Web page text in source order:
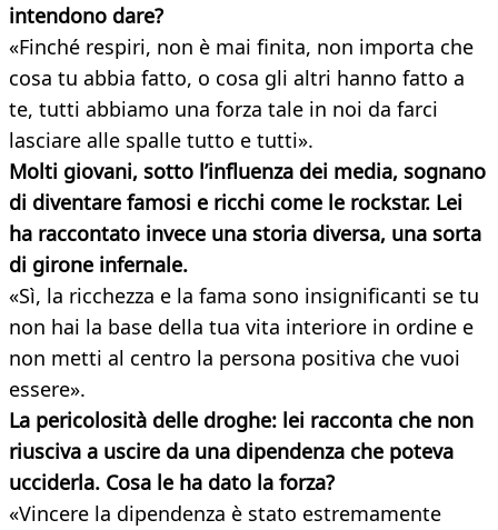
intendono dare?
«Finché respiri, non è mai finita, non importa che
cosa tu abbia fatto, o cosa gli altri hanno fatto a
te, tutti abbiamo una forza tale in noi da farci
lasciare alle spalle tutto e tutti».
Molti giovani, sotto l’influenza dei media, sognano
di diventare famosi e ricchi come le rockstar. Lei
ha raccontato invece una storia diversa, una sorta
di girone infernale.
«Sì, la ricchezza e la fama sono insignificanti se tu
non hai la base della tua vita interiore in ordine e
non metti al centro la persona positiva che vuoi
essere».
La pericolosità delle droghe: lei racconta che non
riusciva a uscire da una dipendenza che poteva
ucciderla. Cosa le ha dato la forza?
«Vincere la dipendenza è stato estremamente